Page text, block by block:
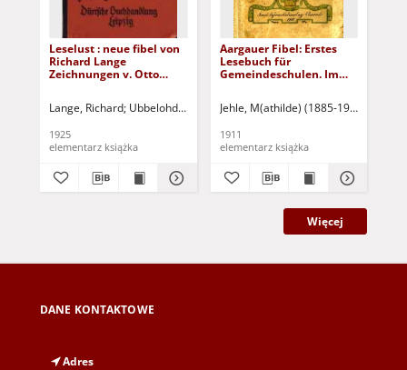
Leselust : neue fibel von
Richard Lange
Zeichnungen v. Otto
Lange, Richard Ubbelohde, Otto - il.
1925
elementarz książka
Aargauer Fibel: Erstes
Lesebuch für
Gemeindeschulen. Im
Mitwirkung des Kts.
der kant.
Lesebuchkommission
Eug(en) Steimer.
Jehle, M(athilde) (1885-1967)
1911
elementarz książka
Więcej
DANE KONTAKTOWE
Adres